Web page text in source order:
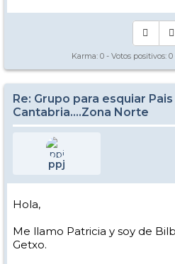
Karma: 0 - Votos positivos: 0
Re: Grupo para esquiar
Cantabria....Zona Norte
ppj
Hola,
Me llamo Patricia y soy de
Getxo.